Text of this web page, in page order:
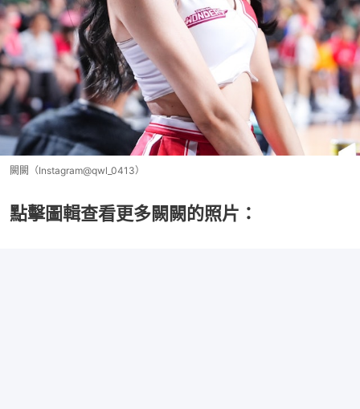
闕闕（Instagram@qwl_0413）
點擊圖輯查看更多闕闕的照片：